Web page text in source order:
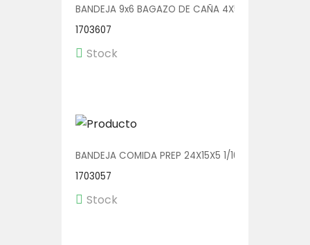
BANDEJA 9x6 BAGAZO DE CAÑA 4X50
1703607
Stock
BANDEJA COMIDA PREP 24X15X5 1/100 (2415-33N)
1703057
Stock